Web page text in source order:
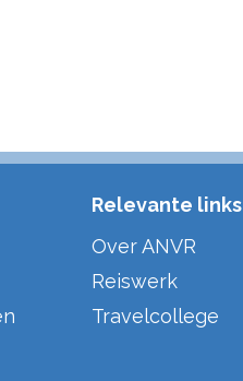
Relevante links
Over ANVR
Reiswerk
Travelcollege